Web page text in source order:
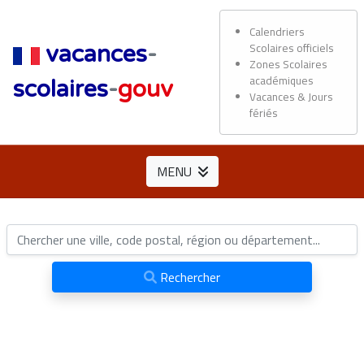
vacances-
scolaires-gouv
Calendriers
Scolaires officiels
Zones Scolaires
académiques
Vacances & Jours
fériés
MENU
Rechercher